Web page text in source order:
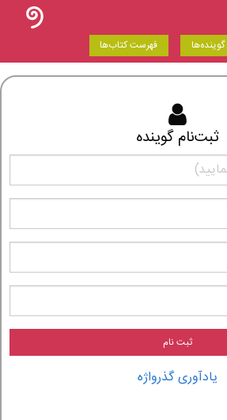
فهرست کتاب‌ها
ثبت‌نام گوینده
ثبت نام
یادآوری گذرواژه